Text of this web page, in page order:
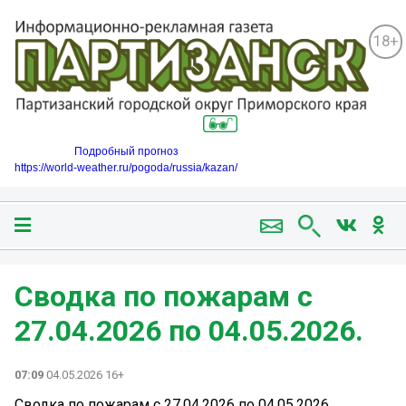
18+
Подробный прогноз
https://world-weather.ru/pogoda/russia/kazan/
Сводка по пожарам с
27.04.2026 по 04.05.2026.
07:09 04.05.2026 16+